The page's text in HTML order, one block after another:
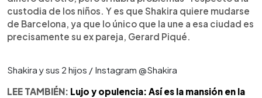
custodia de los niños. Y es que Shakira quiere mudarse
de Barcelona, ya que lo único que la une a esa ciudad es
precisamente su ex pareja, Gerard Piqué.
Shakira y sus 2 hijos / Instagram @Shakira
LEE TAMBIÉN: Lujo y opulencia: Así es la mansión en la